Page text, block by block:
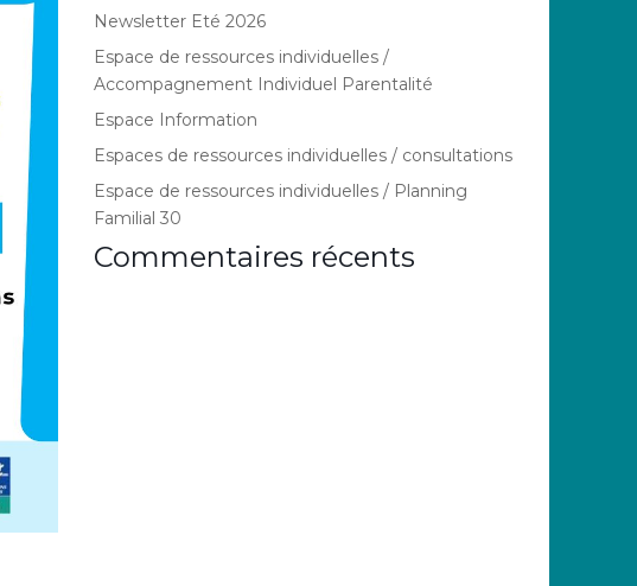
Newsletter Eté 2026
Espace de ressources individuelles /
Accompagnement Individuel Parentalité
Espace Information
Espaces de ressources individuelles / consultations
Espace de ressources individuelles / Planning
Familial 30
Commentaires récents